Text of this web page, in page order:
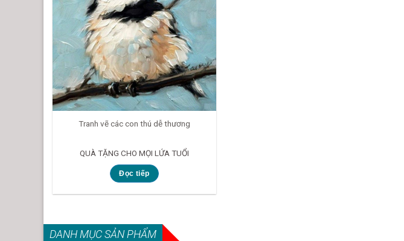
Tranh vẽ các con thú dễ thương
QUÀ TẶNG CHO MỌI LỨA TUỔI
Đọc tiếp
DANH MỤC SẢN PHẨM